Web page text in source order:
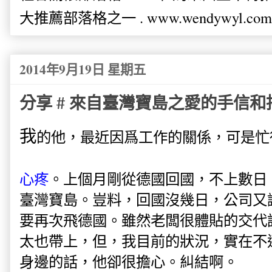
大推薦部落格之一 . www.wendywyl.com
2014年9月19日 星期五
分享 # 來自臺灣寶島之愛的手信和
我的他，最近因爲工作的關係，可是
心疼 。 上個月剛從德國回國，不上數
臺灣寶島。豈料，回國沒幾日，公司
要再次飛德國。雖然老闆很體貼的交
太也帶上，但，我目前的狀況，實在
身邊的話，他卻很擔心。糾結啊。